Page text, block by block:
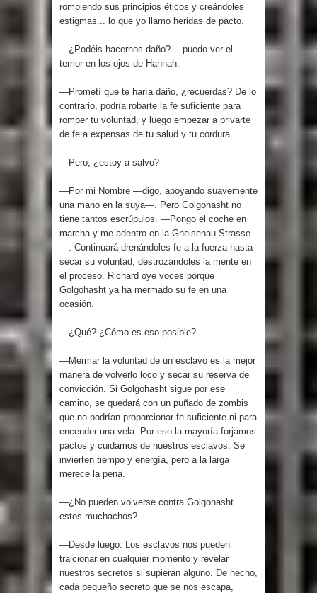
rompiendo sus principios éticos y creándoles
estigmas... lo que yo llamo heridas de pacto.
—¿Podéis hacernos daño? —puedo ver el
temor en los ojos de Hannah.
—Prometí que te haría daño, ¿recuerdas? De lo
contrario, podría robarte la fe suficiente para
romper tu voluntad, y luego empezar a privarte
de fe a expensas de tu salud y tu cordura.
—Pero, ¿estoy a salvo?
—Por mi Nombre —digo, apoyando suavemente
una mano en la suya—. Pero Golgohasht no
tiene tantos escrúpulos. —Pongo el coche en
marcha y me adentro en la Gneisenau Strasse
—. Continuará drenándoles fe a la fuerza hasta
secar su voluntad, destrozándoles la mente en
el proceso. Richard oye voces porque
Golgohasht ya ha mermado su fe en una
ocasión.
—¿Qué? ¿Cómo es eso posible?
—Mermar la voluntad de un esclavo es la mejor
manera de volverlo loco y secar su reserva de
convicción. Si Golgohasht sigue por ese
camino, se quedará con un puñado de zombis
que no podrían proporcionar fe suficiente ni para
encender una vela. Por eso la mayoría forjamos
pactos y cuidamos de nuestros esclavos. Se
invierten tiempo y energía, pero a la larga
merece la pena.
—¿No pueden volverse contra Golgohasht
estos muchachos?
—Desde luego. Los esclavos nos pueden
traicionar en cualquier momento y revelar
nuestros secretos si supieran alguno. De hecho,
cada pequeño secreto que se nos escapa,